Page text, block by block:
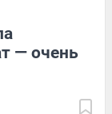
— очень